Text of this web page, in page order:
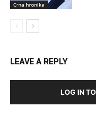
Crna hronika
LEAVE A REPLY
LOG IN